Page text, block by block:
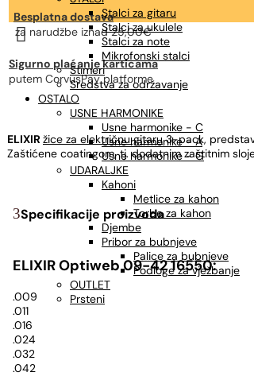
Stalci za gitaru
Stalci za ukulele
Stalci za note
Mikrofonski stalci
Štimeri
Sredstva za održavanje
OSTALO
USNE HARMONIKE
Usne harmonike - C
Usne harmonike - A
Usne harmonike - G
UDARALJKE
Kahoni
Metlice za kahon
Torbe za kahon
Djembe
Pribor za bubnjeve
Palice za bubnjeve
Podloge za vježbanje
OUTLET
Prsteni
Besplatna dostava
za narudžbe iznad 25,00€

Sigurno plaćanje karticama
putem CorvusPay platforme
ELIXIR žice za električnu gitaru3-pack,
Zaštićene coatingom, tj. dodatnim zaštitnim
Specifikacije proizvoda
ELIXIR Optiweb 09-42 16550:
.009
.011
.016
.024
.032
.042